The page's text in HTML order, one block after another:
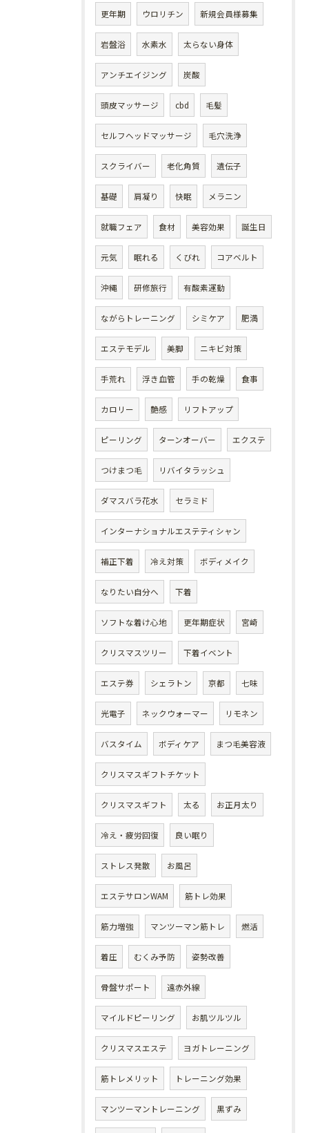
更年期 ウロリチン 新規会員様募集
岩盤浴 水素水 太らない身体
アンチエイジング 炭酸
頭皮マッサージ cbd 毛髪
セルフヘッドマッサージ 毛穴洗浄
スクライバー 老化角質 遺伝子
基礎 肩凝り 快眠 メラニン
就職フェア 食材 美容効果 誕生日
元気 眠れる くびれ コアベルト
沖縄 研修旅行 有酸素運動
ながらトレーニング シミケア 肥満
エステモデル 美脚 ニキビ対策
手荒れ 浮き血管 手の乾燥 食事
カロリー 艶感 リフトアップ
ピーリング ターンオーバー エクステ
つけまつ毛 リバイタラッシュ
ダマスバラ花水 セラミド
インターナショナルエステティシャン
補正下着 冷え対策 ボディメイク
なりたい自分へ 下着
ソフトな着け心地 更年期症状 宮崎
クリスマスツリー 下着イベント
エステ券 シェラトン 京都 七味
光電子 ネックウォーマー リモネン
バスタイム ボディケア まつ毛美容液
クリスマスギフトチケット
クリスマスギフト 太る お正月太り
冷え・疲労回復 良い眠り
ストレス発散 お風呂
エステサロンWAM 筋トレ効果
筋力増強 マンツーマン筋トレ 燃活
着圧 むくみ予防 姿勢改善
骨盤サポート 遠赤外線
マイルドピーリング お肌ツルツル
クリスマスエステ ヨガトレーニング
筋トレメリット トレーニング効果
マンツーマントレーニング 黒ずみ